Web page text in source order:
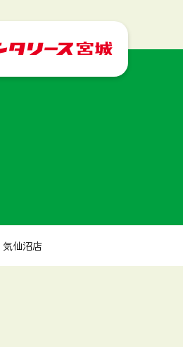
気仙沼店